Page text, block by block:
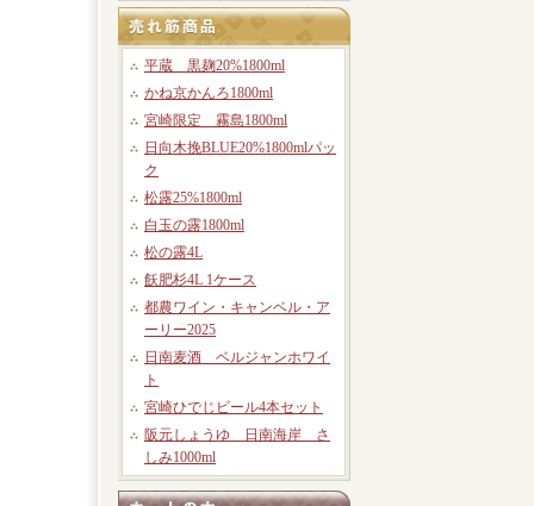
平蔵 黒麹20%1800ml
かね京かんろ1800ml
宮崎限定 霧島1800ml
日向木挽BLUE20%1800mlパッ
ク
松露25%1800ml
白玉の露1800ml
松の露4L
飫肥杉4L 1ケース
都農ワイン・キャンベル・ア
ーリー2025
日南麦酒 ベルジャンホワイ
ト
宮崎ひでじビール4本セット
阪元しょうゆ 日南海岸 さ
しみ1000ml